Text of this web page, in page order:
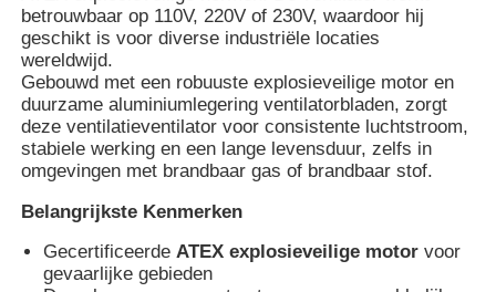
Thuis
Producten
Over ons
betrouwbaar op 110V, 220V of 230V, waardoor hij
geschikt is voor diverse industriële locaties
wereldwijd.
Gebouwd met een robuuste explosieveilige motor en
duurzame aluminiumlegering ventilatorbladen, zorgt
deze ventilatieventilator voor consistente luchtstroom,
stabiele werking en een lange levensduur, zelfs in
omgevingen met brandbaar gas of brandbaar stof.
Belangrijkste Kenmerken
GecertificeerdeATEX explosieveilige motor voor
gevaarlijke gebieden